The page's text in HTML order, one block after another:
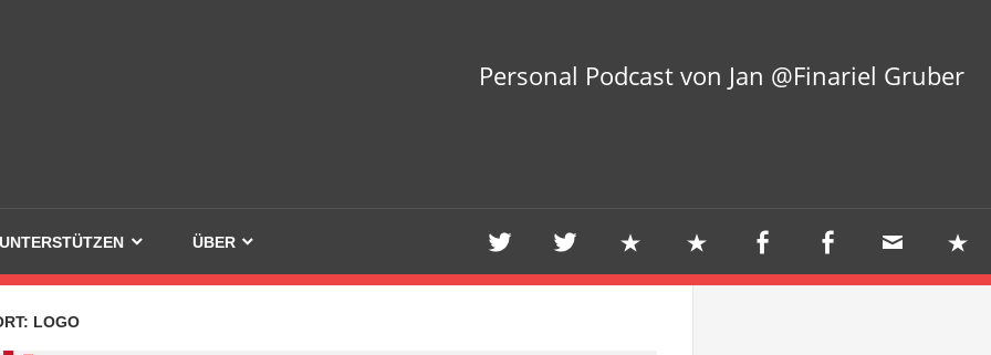
Personal Podcast von Jan @Finariel Gruber
UNTERSTÜTZEN ÜBER
LOGO